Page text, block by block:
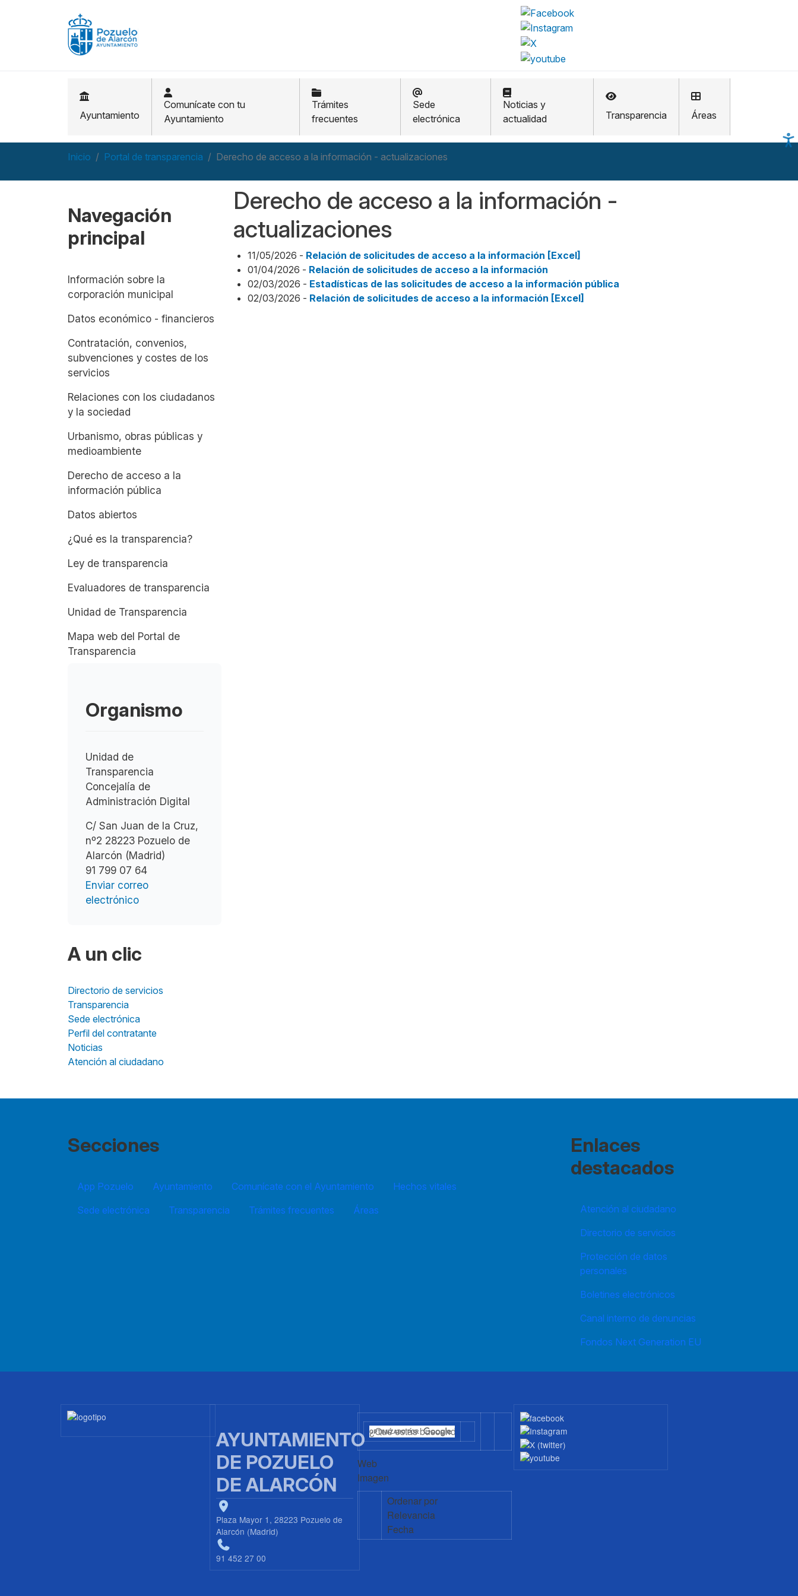
Ayuntamiento
Comunícate con tu
Ayuntamiento
Trámites
frecuentes
Sede
electrónica
Noticias y
actualidad
Transparencia Áreas
Inicio Portal de transparencia Derecho de acceso a la información - actualizaciones
Navegación
principal
Información sobre la
corporación municipal
Datos económico - financieros
Contratación, convenios,
subvenciones y costes de los
servicios
Relaciones con los ciudadanos
y la sociedad
Urbanismo, obras públicas y
medioambiente
Derecho de acceso a la
información pública
Datos abiertos
¿Qué es la transparencia?
Ley de transparencia
Evaluadores de transparencia
Unidad de Transparencia
Mapa web del Portal de
Transparencia
Organismo
Unidad de
Transparencia
Concejalía de
Administración Digital
C/ San Juan de la Cruz,
nº2 28223 Pozuelo de
Alarcón (Madrid)
91 799 07 64
Enviar correo
electrónico
Derecho de acceso a la información -
actualizaciones
11/05/2026 - Relación de solicitudes de acceso a la información [Excel]
01/04/2026 - Relación de solicitudes de acceso a la información
02/03/2026 - Estadísticas de las solicitudes de acceso a la información pública
02/03/2026 - Relación de solicitudes de acceso a la información [Excel]
A un clic
Directorio de servicios
Transparencia
Sede electrónica
Perfil del contratante
Noticias
Atención al ciudadano
Secciones
App Pozuelo Ayuntamiento Comunícate con el Ayuntamiento
Hechos vitales
Sede electrónica
Transparencia Trámites frecuentes Áreas
Enlaces
destacados
Atención al ciudadano
Directorio de servicios
Protección de datos
personales
Boletines electrónicos
Canal interno de denuncias
Fondos Next Generation EU
Imagen
AYUNTAMIENTO
DE POZUELO
DE ALARCÓN
Plaza Mayor 1, 28223 Pozuelo de
Alarcón (Madrid)
91 452 27 00
Web
Imagen
Ordenar por
Relevancia
Fecha